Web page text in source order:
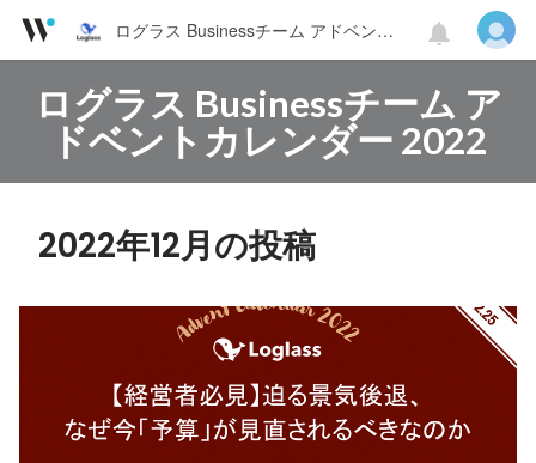
ログラス Businessチーム アドベントカレンダー 2022
ログラス Businessチーム ア
ドベントカレンダー 2022
2022年12月の投稿